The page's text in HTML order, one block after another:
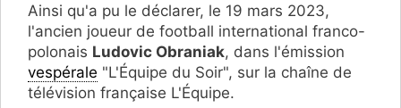
Ainsi qu'a pu le déclarer, le 19 mars 2023,
l'ancien joueur de football international franco-
polonais Ludovic Obraniak, dans l'émission
vespérale "L'Équipe du Soir", sur la chaîne de
télévision française L'Équipe.